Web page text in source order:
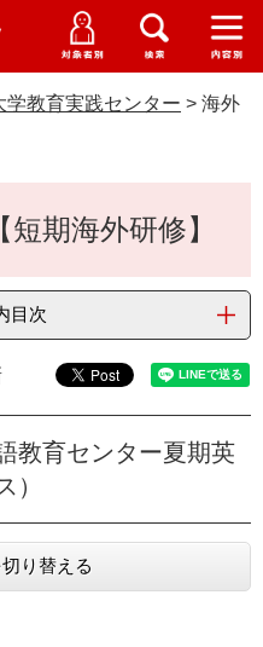
ニ
ュ
ー
ニ
ー
ニ
ュ
ー
イト
内
体 한국어 日本語
学教育実践センター > 海外
期海外研修】
目次
教育センター夏期英
）
り替える